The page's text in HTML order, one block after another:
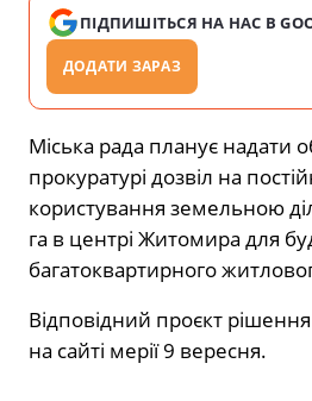
ПІДПИШІТЬСЯ НА НАС В
ДОДАТИ ЗАРАЗ
Міська рада планує надати
прокуратурі дозвіл на
користування земельною
га в центрі Житомира для
багатоквартирного
Відповідний проєкт рішення
на сайті мерії 9 вересня.